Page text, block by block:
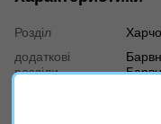
Розділ
додаткові
розділи